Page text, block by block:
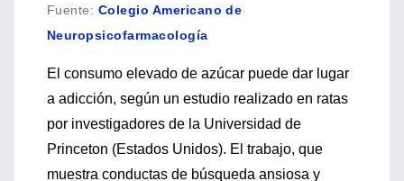
Fuente: Colegio Americano de
Neuropsicofarmacología
El consumo elevado de azúcar puede dar lugar
a adicción, según un estudio realizado en ratas
por investigadores de la Universidad de
Princeton (Estados Unidos). El trabajo, que
muestra conductas de búsqueda ansiosa y